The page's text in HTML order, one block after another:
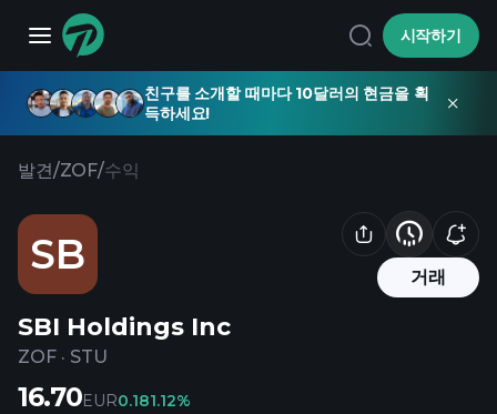
시작하기
친구를 소개할 때마다 10달러의 현금을 획
득하세요!
발견/ZOF/수익
SB 거래
SBI Holdings Inc
ZOF · STU
16.70EUR0.181.12%